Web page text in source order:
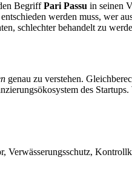
BegriffPari Passu in seinen
werden muss, wer
schlechter behandelt zu
genau zu verstehen.
des